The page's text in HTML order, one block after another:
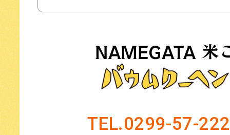
TEL.0299-57-